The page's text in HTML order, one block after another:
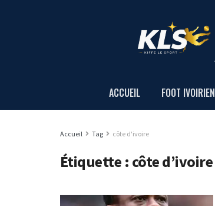
ACCUEIL FOOT IVOIRIEN
Accueil Tag côte d'ivoire
Étiquette : côte d’ivoire